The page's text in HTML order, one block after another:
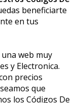
beneficiarte
en tus
web muy
y Electronica.
precios
que
los Códigos De